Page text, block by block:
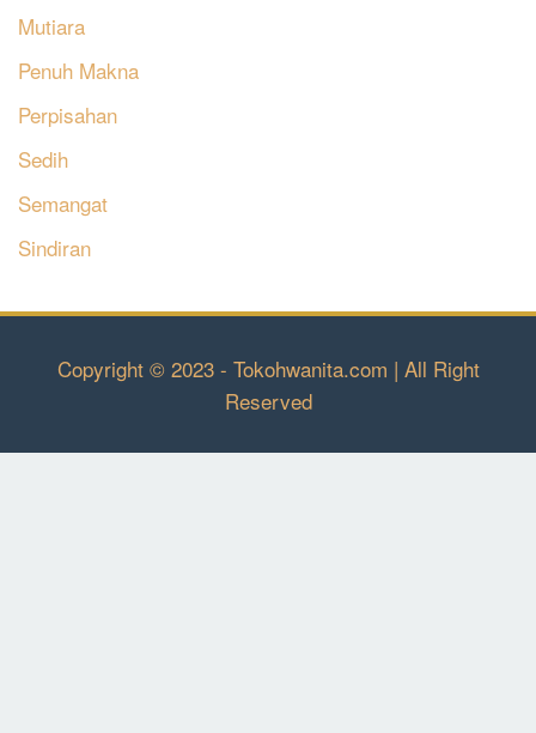
Mutiara
Penuh Makna
Perpisahan
Sedih
Semangat
Sindiran
Copyright © 2023 - Tokohwanita.com | All Right
Reserved